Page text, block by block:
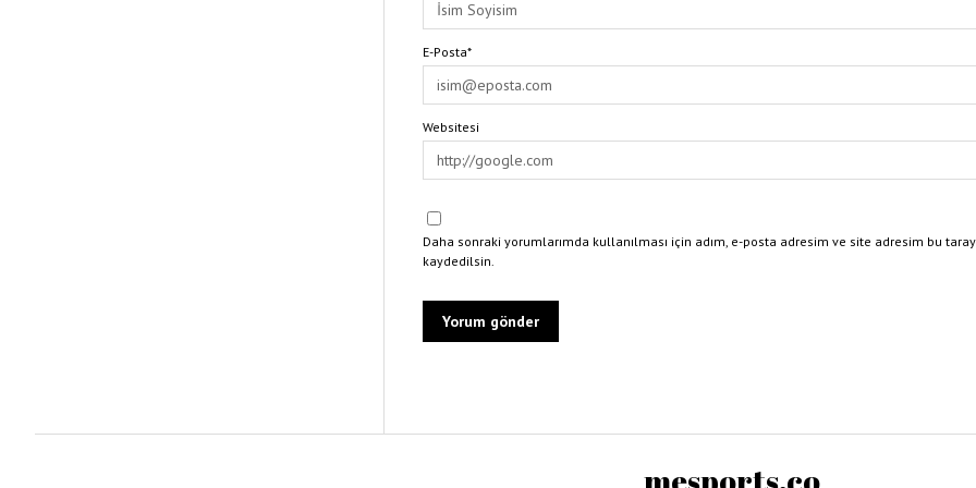
E-Posta*
Websitesi
Daha sonraki yorumlarımda kullanılması için adım, e-posta adresim ve site adresim bu
kaydedilsin.